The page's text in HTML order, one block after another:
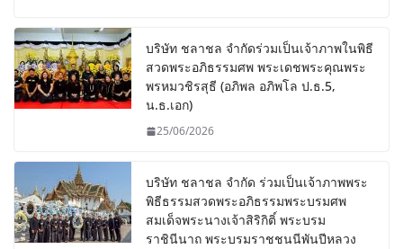
บริษัท ชลาชล จำกัดร่วมเป็นเจ้าภาพในพิธี
สวดพระอภิธรรมศพ พระเดชพระคุณพระ
พรหมวชิรสุธี (อภิพล อภิพโล ป.ธ.5,
น.ธ.เอก)
25/06/2026
บริษัท ชลาชล จำกัด ร่วมเป็นเจ้าภาพพระ
พิธีธรรมสวดพระอภิธรรมพระบรมศพ
สมเด็จพระนางเจ้าสิริกิติ์ พระบรม
ราชินีนาถ พระบรมราชชนนีพันปีหลวง